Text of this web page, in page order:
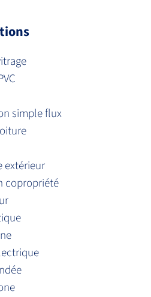
simple flux
extérieur
copropriété